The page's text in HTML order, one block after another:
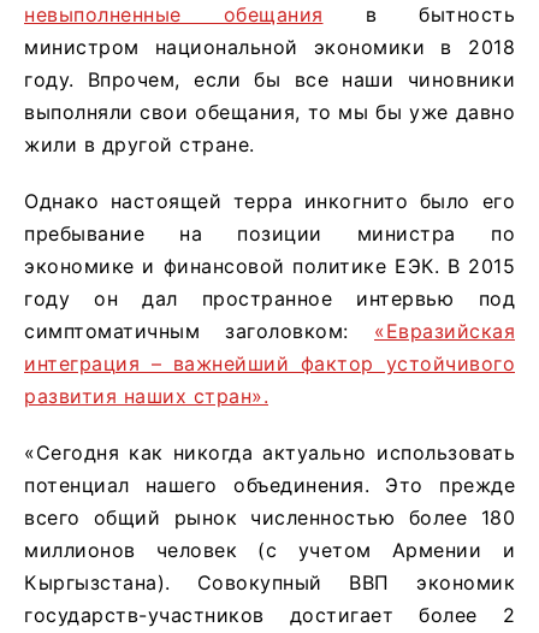
невыполненные обещания в бытность
министром национальной экономики в 2018
году. Впрочем, если бы все наши чиновники
выполняли свои обещания, то мы бы уже давно
жили в другой стране.
Однако настоящей терра инкогнито было его
пребывание на позиции министра по
экономике и финансовой политике ЕЭК. В 2015
году он дал пространное интервью под
симптоматичным заголовком: «Евразийская
интеграция – важнейший фактор устойчивого
развития наших стран».
«Сегодня как никогда актуально использовать
потенциал нашего объединения. Это прежде
всего общий рынок численностью более 180
миллионов человек (с учетом Армении и
Кыргызстана). Совокупный ВВП экономик
государств-участников достигает более 2